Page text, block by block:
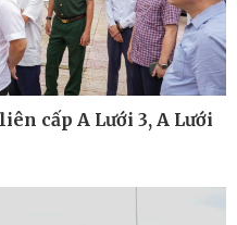
Biển đảo
cấp A Lưới 3, A Lưới